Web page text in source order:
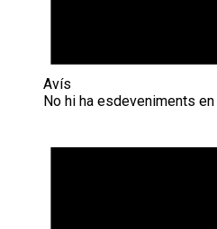
Avís
No hi ha esdeveniments